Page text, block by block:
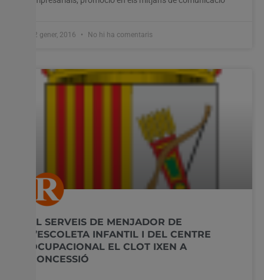
22 gener, 2016 No hi ha comentaris
EL SERVEIS DE MENJADOR DE
L’ESCOLETA INFANTIL I DEL CENTRE
OCUPACIONAL EL CLOT IXEN A
CONCESSIÓ